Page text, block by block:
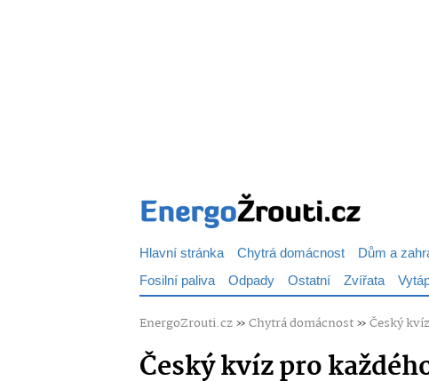
Hlavní stránka Chytrá domácnost Dům a
Fosilní paliva Odpady Ostatní Zvířata
EnergoZrouti.cz»Chytrá domácnost»Český
Český kvíz pro